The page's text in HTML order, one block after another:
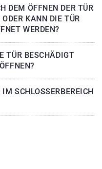
DEM ÖFFNEN DER TÜR
KANN DIE TÜR
WERDEN?
TÜR BESCHÄDIGT
SCHLOSSERBEREICH